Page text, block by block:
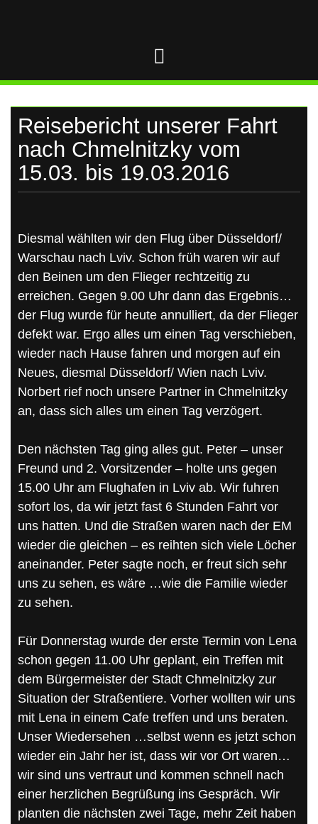
Reisebericht unserer Fahrt
nach Chmelnitzky vom
15.03. bis 19.03.2016
Diesmal wählten wir den Flug über Düsseldorf/
Warschau nach Lviv. Schon früh waren wir auf
den Beinen um den Flieger rechtzeitig zu
erreichen. Gegen 9.00 Uhr dann das Ergebnis…
der Flug wurde für heute annulliert, da der Flieger
defekt war. Ergo alles um einen Tag verschieben,
wieder nach Hause fahren und morgen auf ein
Neues, diesmal Düsseldorf/ Wien nach Lviv.
Norbert rief noch unsere Partner in Chmelnitzky
an, dass sich alles um einen Tag verzögert.
Den nächsten Tag ging alles gut. Peter – unser
Freund und 2. Vorsitzender – holte uns gegen
15.00 Uhr am Flughafen in Lviv ab. Wir fuhren
sofort los, da wir jetzt fast 6 Stunden Fahrt vor
uns hatten. Und die Straßen waren nach der EM
wieder die gleichen – es reihten sich viele Löcher
aneinander. Peter sagte noch, er freut sich sehr
uns zu sehen, es wäre …wie die Familie wieder
zu sehen.
Für Donnerstag wurde der erste Termin von Lena
schon gegen 11.00 Uhr geplant, ein Treffen mit
dem Bürgermeister der Stadt Chmelnitzky zur
Situation der Straßentiere. Vorher wollten wir uns
mit Lena in einem Cafe treffen und uns beraten.
Unser Wiedersehen …selbst wenn es jetzt schon
wieder ein Jahr her ist, dass wir vor Ort waren…
wir sind uns vertraut und kommen schnell nach
einer herzlichen Begrüßung ins Gespräch. Wir
planten die nächsten zwei Tage, mehr Zeit haben